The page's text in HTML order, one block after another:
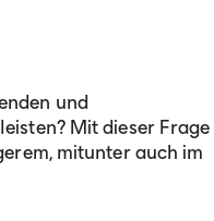
und
Mit dieser Frage
mitunter auch im